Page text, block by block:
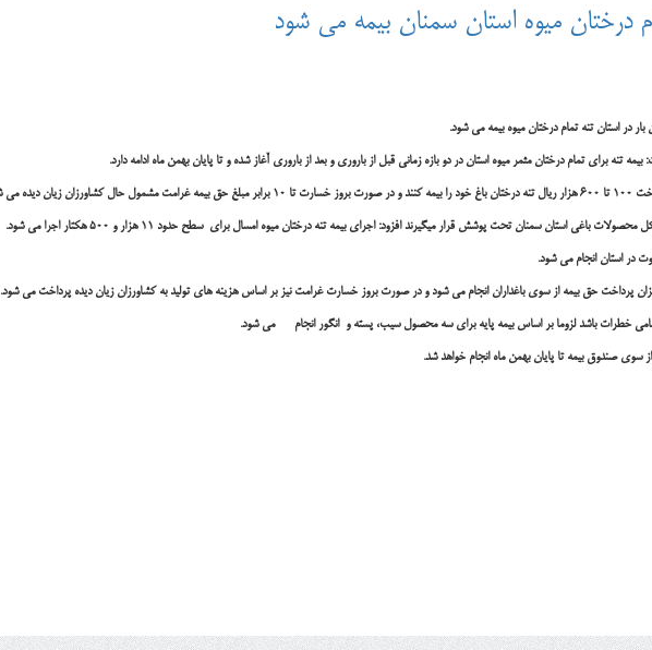
درختان میوه استان سمنان بیمه می شود
در استان تنه تمام درختان میوه بیمه می شود.
برای تمام درختان مثمر میوه استان در دو بازه زمانی قبل از باروری و بعد از باروری آغاز شده و تا پایان بهمن ماه ادامه دارد.
می شود.
استان سمنان تحت پوشش قرار میگیرند افزود: اجرای بیمه تنه درختان میوه امسال برای سطح حدود ۱۱ هزار و ۵۰۰ هکتار اجرا می شود.
در استان انجام می شود.
پرداخت حق بیمه از سوی باغداران انجام می شود و در صورت بروز خسارت غرامت نیز بر اساس هزینه های تولید به کشاورزان زیان دیده پرداخت می شود.
خطرات باشد لزوما بر اساس بیمه پایه برای سه محصول سیب، پسته و انگور انجام می شود.
سوی صندوق بیمه تا پایان بهمن ماه انجام خواهد شد.